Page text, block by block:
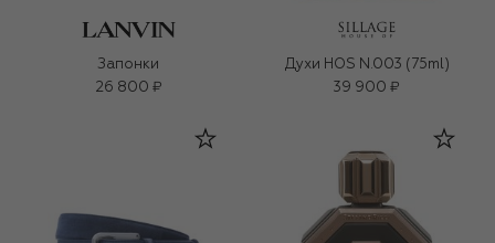
Запонки
26 800 ₽
Духи HOS N.003 (75ml)
39 900 ₽